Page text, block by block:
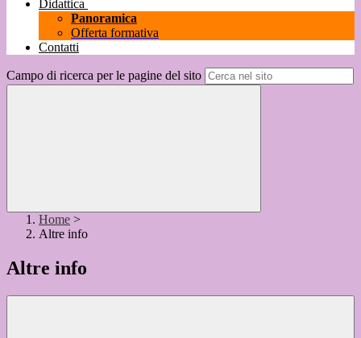
Didattica
Panoramica
Offerta formativa
Contatti
Campo di ricerca per le pagine del sito
Home >
Altre info
Altre info